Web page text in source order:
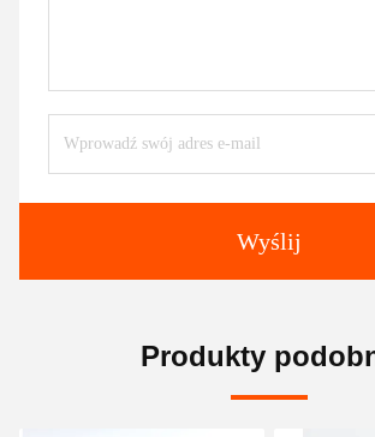
Wyślij
Produkty